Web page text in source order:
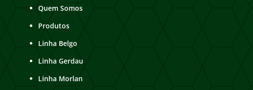
Quem Somos
Produtos
Linha Belgo
Linha Gerdau
Linha Morlan